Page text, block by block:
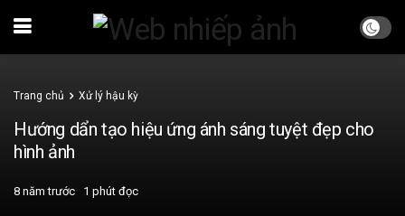
Trang chủ Xử lý hậu kỳ
Hướng dẩn tạo hiệu ứng ánh sáng tuyệt đẹp cho
hình ảnh
8 năm trước 1 phút đọc